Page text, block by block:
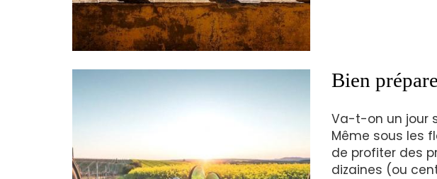
Bien
Va-t-on un jour
Même sous les
de profiter des
dizaines (ou